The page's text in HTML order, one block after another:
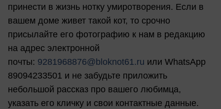
принести в жизнь нотку умиротворения. Если в
вашем доме живет такой кот, то срочно
присылайте его фотографию к нам в редакцию
на адрес электронной
почты: 9281968876@bloknot61.ru или WhatsApp
89094233501 и не забудьте приложить
небольшой рассказ про вашего любимца,
указать его кличку и свои контактные данные.